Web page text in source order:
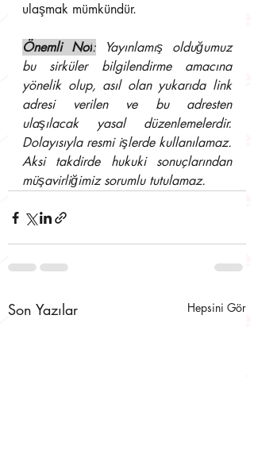
ulaşmak mümkündür.
Önemli Not: Yayınlamış olduğumuz
bu sirküler bilgilendirme amacına
yönelik olup, asıl olan yukarıda link
adresi verilen ve bu adresten
ulaşılacak yasal düzenlemelerdir.
Dolayısıyla resmi işlerde kullanılamaz.
Aksi takdirde hukuki sonuçlarından
müşavirliğimiz sorumlu tutulamaz.
Son Yazılar Hepsini Gör